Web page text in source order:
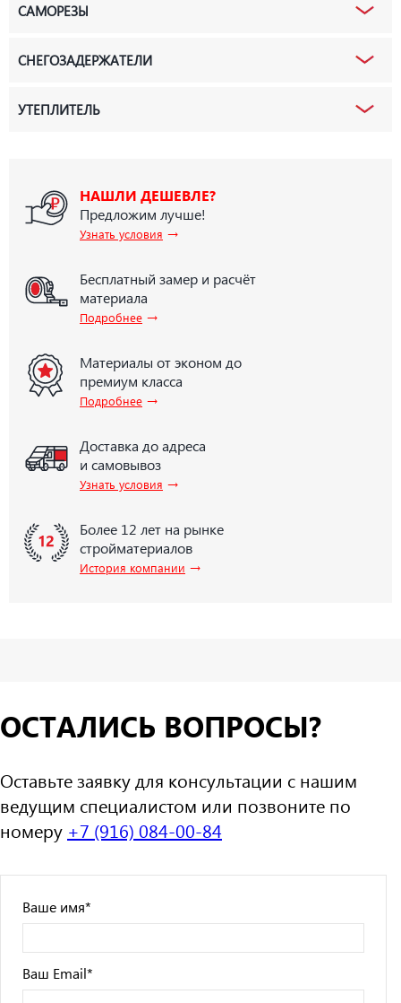
САМОРЕЗЫ
СНЕГОЗАДЕРЖАТЕЛИ
УТЕПЛИТЕЛЬ
НАШЛИ ДЕШЕВЛЕ?
Предложим лучше!
Узнать условия →
Бесплатный замер и расчёт
материала
Подробнее →
Материалы от эконом до
премиум класса
Подробнее →
Доставка до адреса
и самовывоз
Узнать условия →
Более 12 лет на рынке
стройматериалов
История компании →
ОСТАЛИСЬ ВОПРОСЫ?
Оставьте заявку для консультации с нашим
ведущим специалистом или позвоните по
номеру +7 (916) 084-00-84
Ваше имя*
Ваш Email*